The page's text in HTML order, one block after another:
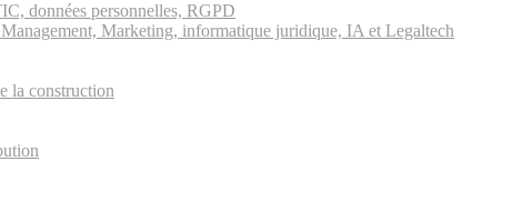
données personnelles, RGPD
Marketing, informatique juridique, IA et Legaltech
la construction